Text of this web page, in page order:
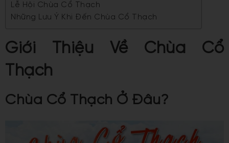
Lễ Hội Chùa Cổ Thạch
Những Lưu Ý Khi Đến Chùa Cổ Thạch
Giới Thiệu Về Chùa Cổ
Thạch
Chùa Cổ Thạch Ở Đâu?